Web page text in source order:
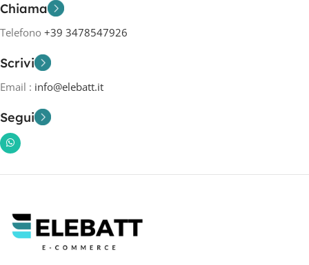
Chiama
Telefono +39 3478547926
Scrivi
Email : info@elebatt.it
Segui